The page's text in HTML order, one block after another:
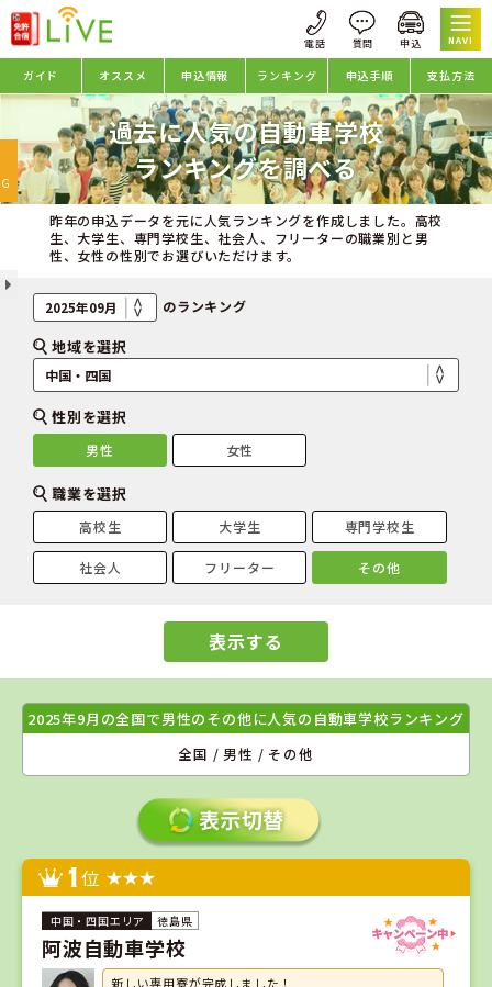
NAVI
ガイド オススメ 申込情報 ランキング 申込手順 支払方法
過去に人気の自動車学校
ランキングを調べる
昨年の申込データを元に人気ランキングを作成しました。高校
生、大学生、専門学校生、社会人、フリーターの職業別と男
性、女性の性別でお選びいただけます。
のランキング
地域を選択
性別を選択
男性 女性
職業を選択
高校生 大学生 専門学校生
社会人 フリーター その他
表示する
2025年9月の全国で男性のその他に人気の自動車学校ランキング
全国 / 男性 / その他
1位
徳島県
阿波自動車学校
新しい専用寮が完成しました！